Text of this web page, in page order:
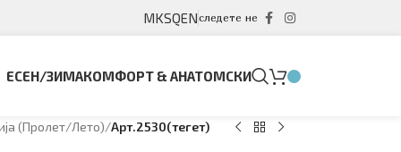
MKSQENследете не
ЕСЕН/ЗИМАКОМФОРТ & АНАТОМСКИ
(Пролет/Лето)/Арт.2530(тегет)